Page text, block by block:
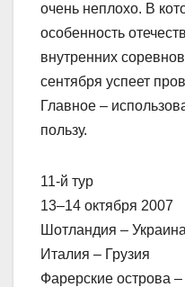
очень неплохо. В
особенность
внутренних
сентября успеет
Главное –
пользу.
11-й тур
13–14 октября 2007
Шотландия – Украина
Италия – Грузия
Фарерские острова